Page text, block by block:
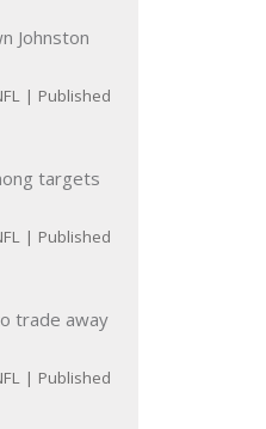
Johnston
Published
targets
Published
trade away
Published